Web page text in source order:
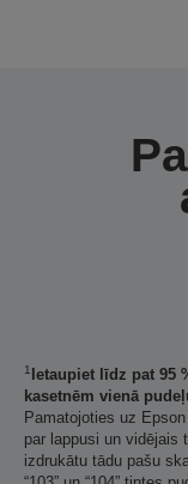
1 Ietaupiet līdz pat 95
kasetnēm vienā
Pamatojoties uz
par lappusi un vidējais
izdrukātu tādu pašu